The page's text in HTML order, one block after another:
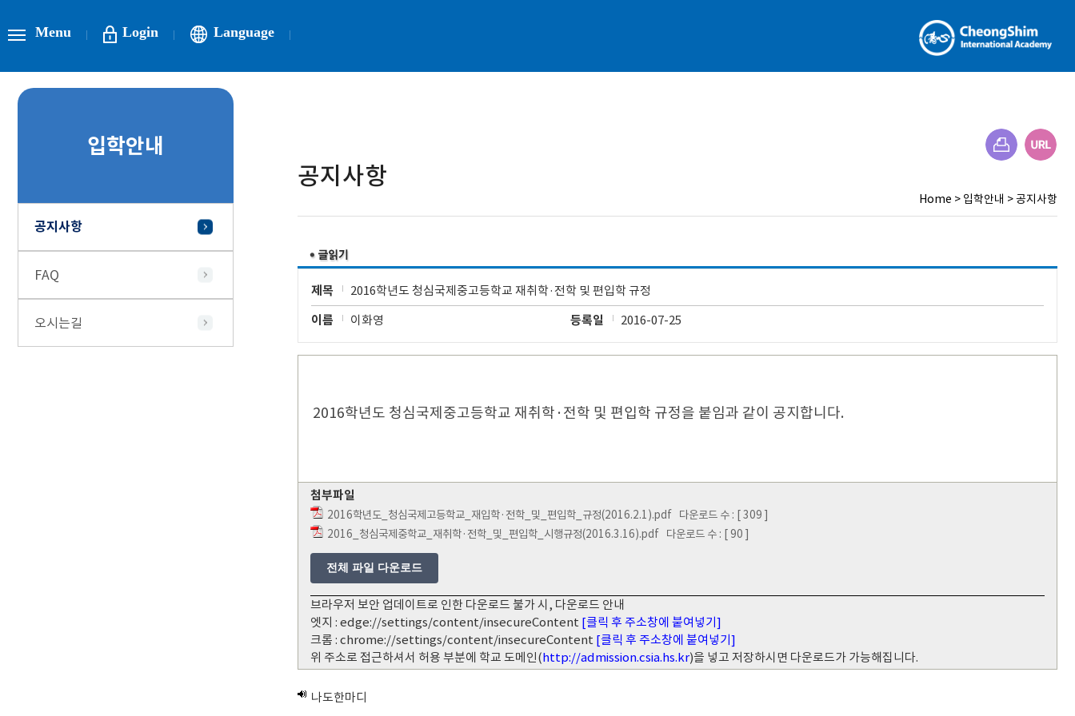
Menu Login Language
입학안내
공지사항
FAQ
오시는길
Home > 입학안내 >공지사항
공지사항
제목
2016학년도 청심국제중고등학교 재취학·전학 및 편입학 규정
이름
이화영 등록일 2016-07-25
2016학년도 청심국제중고등학교 재취학·전학 및 편입학 규정을 붙임과 같이 공지합니다.
첨부파일
2016학년도_청심국제고등학교_재입학·전학_및_편입학_규정(2016.2.1).pdf 다운로드 수 : [ 309 ]
2016_청심국제중학교_재취학·전학_및_편입학_시행규정(2016.3.16).pdf 다운로드 수 : [ 90 ]
전체 파일 다운로드
브라우저 보안 업데이트로 인한 다운로드 불가 시, 다운로드 안내
엣지 : edge://settings/content/insecureContent [클릭 후 주소창에 붙여넣기]
크롬 : chrome://settings/content/insecureContent [클릭 후 주소창에 붙여넣기]
위 주소로 접근하셔서 허용 부분에 학교 도메인(http://admission.csia.hs.kr)을 넣고 저장하시면 다운로드가 가능해집니다.
나도한마디